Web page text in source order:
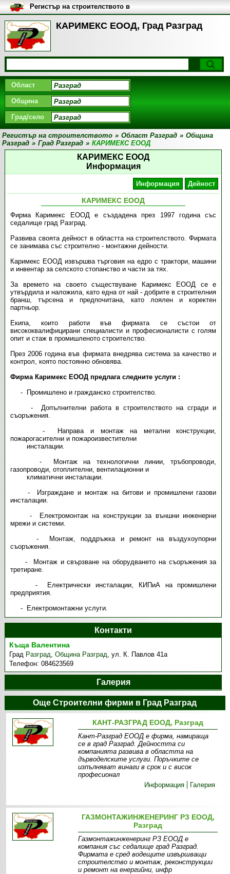
КАРИМЕКС ЕООД, Град Разград
Регистър на строителството в
България
Област
Община
Град/село
Регистър на строителството » Област Разград » Община
Разград » Град Разград » КАРИМЕКС ЕООД
КАРИМЕКС ЕООД
Информация
Информация Дейност
КАРИМЕКС ЕООД
Фирма Каримекс ЕООД е създадена през 1997 година със
седалище град Разград.
Развива своята дейност в областта на строителството. Фирмата
се занимава със строително - монтажни дейности.
Каримекс ЕООД извършва търговия на едро с трактори, машини
и инвентар за селското стопанство и части за тях.
За времето на своето съществуване Каримекс ЕООД се е
утвърдила и наложила, като една от най - добрите в строителния
бранш, търсена и предпочитана, като лоялен и коректен
партньор.
Екипа, които работи във фирмата се състои от
висококвалифицирани специалисти и професионалисти с голям
опит и стаж в промишленото строителство.
През 2006 година във фирмата внедрява система за качество и
контрол, която постоянно обновява.
Фирма Каримекс ЕООД предлага следните услуги :
- Промишлено и гражданско строителство.
- Допълнителни работа в строителството на сгради и
съоръжения.
- Направа и монтаж на метални конструкции,
пожарогасителни и пожароизвестителни
инсталации.
- Монтаж на технологични линии, тръбопроводи,
газопроводи, отоплителни, вентилационни и
климатични инсталации.
- Изграждане и монтаж на битови и промишлени газови
инсталации.
- Електромонтаж на конструкции за външни инженерни
мрежи и системи.
- Монтаж, поддръжка и ремонт на въздухоупорни
съоръжения.
- Монтаж и свързване на оборудването на съоръжения за
третиране.
- Електрически инсталации, КИПиА на промишлени
предприятия.
- Електромонтажни услуги.
Контакти
Къща Валентина
Град Разград,Община Разград,ул. К. Павлов 41a
Телефон:084623569
Галерия
Още Строителни фирми в Град Разград
КАНТ-РАЗГРАД ЕООД, Разград
Кант-Разград ЕООД е фирма, намираща
се в град Разград. Дейността си
компанията развива в областта на
дърводелските услуги. Поръчките се
изпълняват винаги в срок и с висок
професионал
Информация
Галерия
ГАЗМОНТАЖИНЖЕНЕРИНГ РЗ ЕООД,
Разград
Газмонтажинженеринг РЗ ЕООД е
компания със седалище град Разград.
Фирмата е сред водещите извършващи
строителство и монтаж, реконструкции
и ремонт на енергийни, инфр